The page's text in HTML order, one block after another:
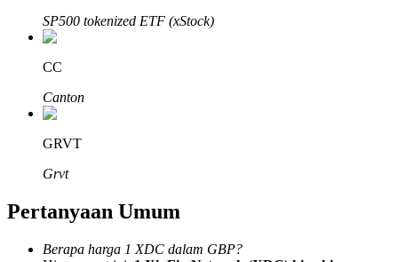
Afiliasi Bitrue
Hingga 65% Komisi!
SP500 tokenized ETF (xStock)
CC
Canton
GRVT
Grvt
Pertanyaan Umum
Berapa harga 1 XDC dalam GBP?